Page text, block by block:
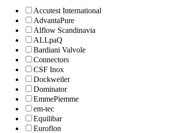
Accutest International
AdvantaPure
Alflow Scandinavia
ALLpaQ
Bardiani Valvole
Connectors
CSF Inox
Dockweiler
Dominator
EmmePiemme
em-tec
Equilibar
Euroflon